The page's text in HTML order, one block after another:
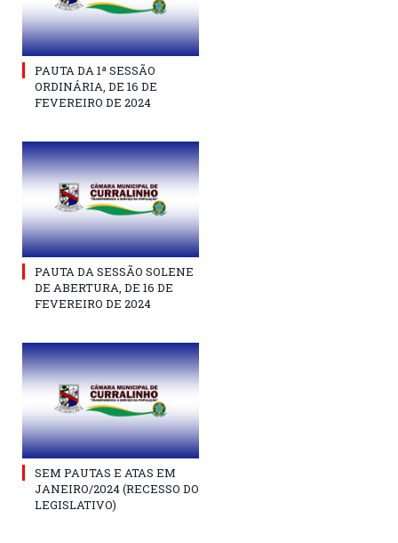
PAUTA DA 1ª SESSÃO
ORDINÁRIA, DE 16 DE
FEVEREIRO DE 2024
PAUTA DA SESSÃO SOLENE
DE ABERTURA, DE 16 DE
FEVEREIRO DE 2024
SEM PAUTAS E ATAS EM
JANEIRO/2024 (RECESSO DO
LEGISLATIVO)